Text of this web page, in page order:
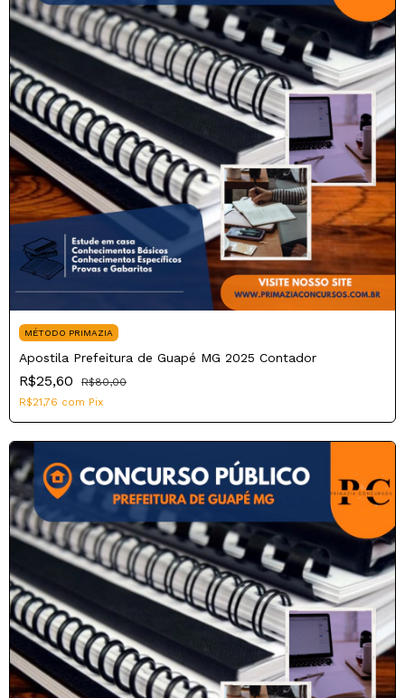
MÉTODO PRIMAZIA
Apostila Prefeitura de Guapé MG 2025 Contador
R$25,60
R$80,00
R$21,76 com Pix